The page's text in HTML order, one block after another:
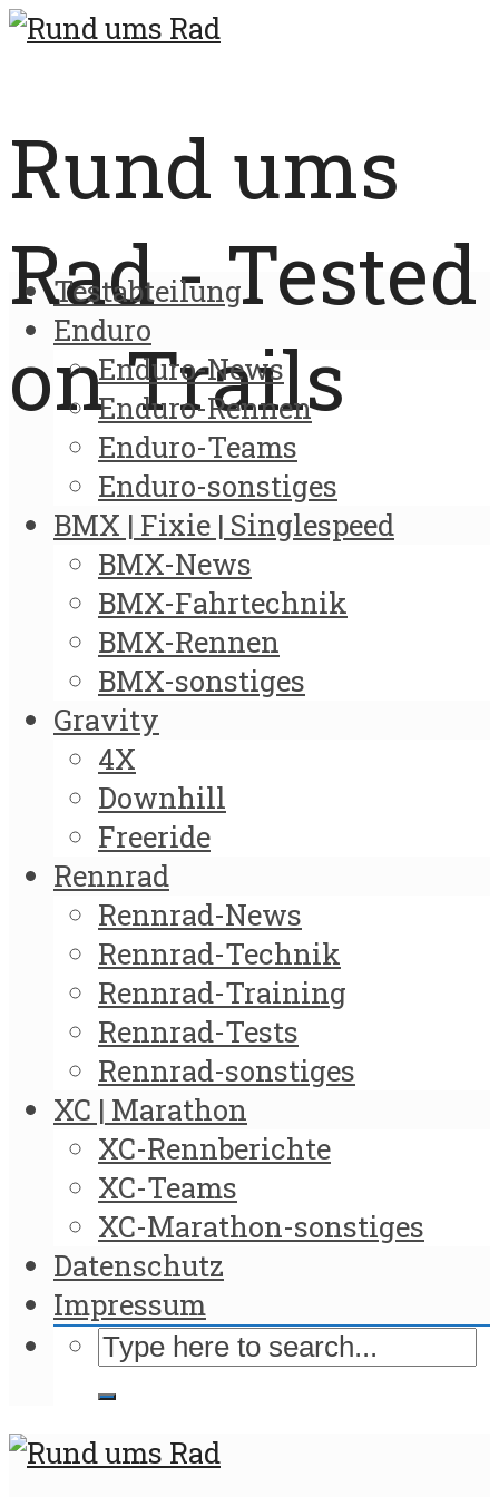
Rund ums
Rad - Tested
on Trails
Testabteilung
Enduro
Enduro-News
Enduro-Rennen
Enduro-Teams
Enduro-sonstiges
BMX | Fixie | Singlespeed
BMX-News
BMX-Fahrtechnik
BMX-Rennen
BMX-sonstiges
Gravity
4X
Downhill
Freeride
Rennrad
Rennrad-News
Rennrad-Technik
Rennrad-Training
Rennrad-Tests
Rennrad-sonstiges
XC | Marathon
XC-Rennberichte
XC-Teams
XC-Marathon-sonstiges
Datenschutz
Impressum